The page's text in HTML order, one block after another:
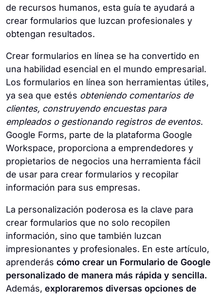
de recursos humanos, esta guía te ayudará a
crear formularios que luzcan profesionales y
obtengan resultados.
Crear formularios en línea se ha convertido en
una habilidad esencial en el mundo empresarial.
Los formularios en línea son herramientas útiles,
ya sea que estés obteniendo comentarios de
clientes, construyendo encuestas para
empleados o gestionando registros de eventos.
Google Forms, parte de la plataforma Google
Workspace, proporciona a emprendedores y
propietarios de negocios una herramienta fácil
de usar para crear formularios y recopilar
información para sus empresas.
La personalización poderosa es la clave para
crear formularios que no solo recopilen
información, sino que también luzcan
impresionantes y profesionales. En este artículo,
aprenderás cómo crear un Formulario de Google
personalizado de manera más rápida y sencilla.
Además, exploraremos diversas opciones de